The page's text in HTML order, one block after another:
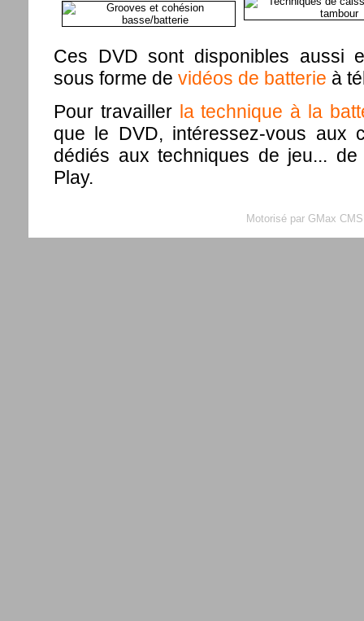
Ces DVD sont disponibles aussi
sous forme de vidéos de batterie à
Pour travailler la technique à la
que le DVD, intéressez-vous aux
dédiés aux techniques de jeu...
Play.
Motorisé par GMax